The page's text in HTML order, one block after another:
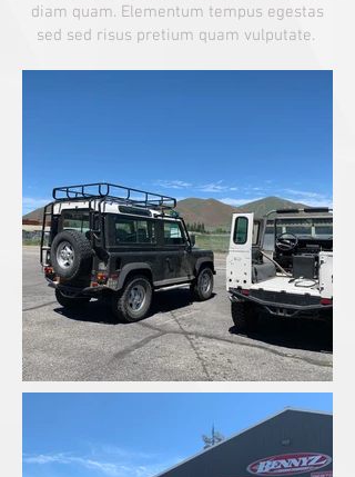
diam quam. Elementum tempus egestas
sed sed risus pretium quam vulputate.